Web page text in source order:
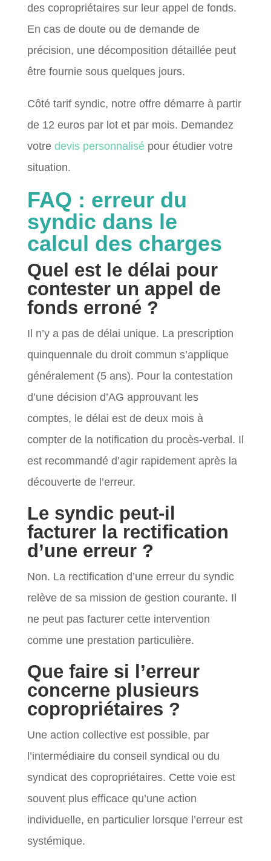
des copropriétaires sur leur appel de fonds.
En cas de doute ou de demande de
précision, une décomposition détaillée peut
être fournie sous quelques jours.
Côté tarif syndic, notre offre démarre à partir
de 12 euros par lot et par mois. Demandez
votre devis personnalisépour étudier votre
situation.
FAQ : erreur du
syndic dans le
calcul des charges
Quel est le délai pour
contester un appel de
fonds erroné ?
Il n’y a pas de délai unique. La prescription
quinquennale du droit commun s’applique
généralement (5 ans). Pour la contestation
d’une décision d’AG approuvant les
comptes, le délai est de deux mois à
compter de la notification du procès-verbal. Il
est recommandé d’agir rapidement après la
découverte de l’erreur.
Le syndic peut-il
facturer la rectification
d’une erreur ?
Non. La rectification d’une erreur du syndic
relève de sa mission de gestion courante. Il
ne peut pas facturer cette intervention
comme une prestation particulière.
Que faire si l’erreur
concerne plusieurs
copropriétaires ?
Une action collective est possible, par
l’intermédiaire du conseil syndical ou du
syndicat des copropriétaires. Cette voie est
souvent plus efficace qu’une action
individuelle, en particulier lorsque l’erreur est
systémique.